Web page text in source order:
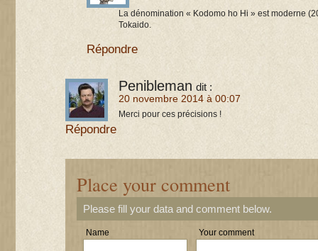
La dénomination « Kodomo ho Hi » est moderne
Tokaido.
Répondre
Penibleman dit :
20 novembre 2014 à 00:07
Merci pour ces précisions !
Répondre
Place your comment
Please fill your data and comment below.
Name Your comment